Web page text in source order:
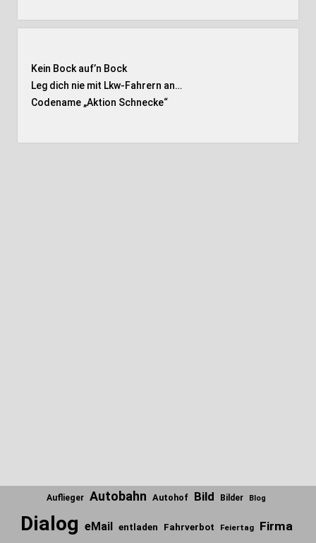
Kein Bock auf’n Bock
Leg dich nie mit Lkw-Fahrern an…
Codename „Aktion Schnecke“
Auflieger Autobahn Autohof Bild Bilder Blog
Dialog eMail entladen Fahrverbot Feiertag Firma